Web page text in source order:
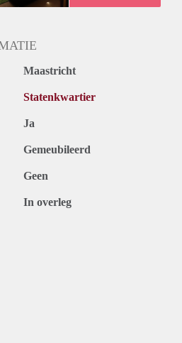
de berging.
phd/master student. (geen 2
Maastricht
Statenkwartier
Ja
Gemeubileerd
Geen
In overleg